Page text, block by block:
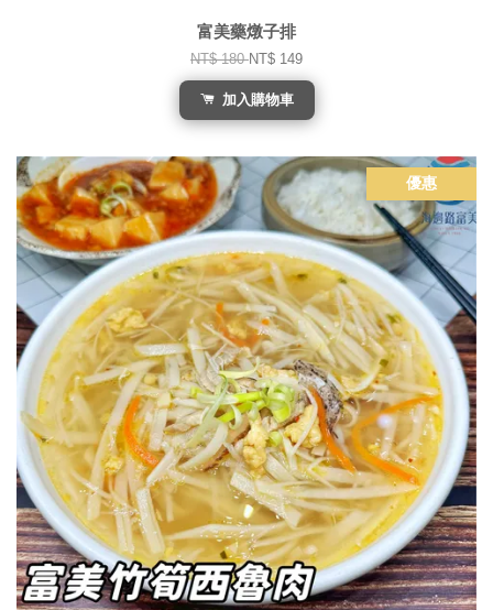
富美藥燉子排
NT$ 180NT$ 149
加入購物車
優惠